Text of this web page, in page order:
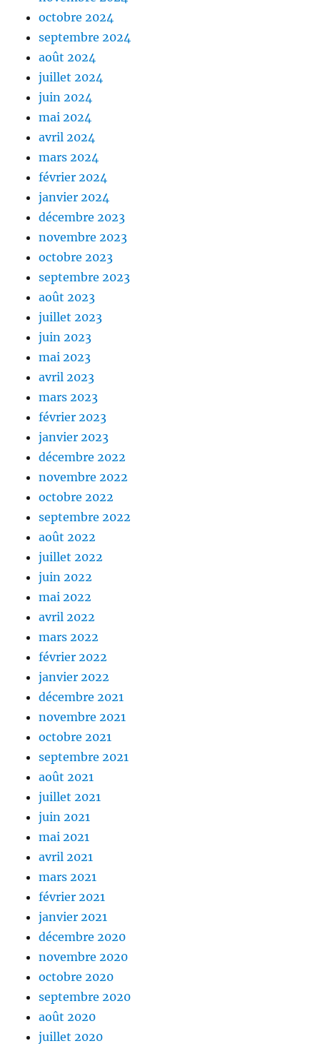
octobre 2024
septembre 2024
août 2024
juillet 2024
juin 2024
mai 2024
avril 2024
mars 2024
février 2024
janvier 2024
décembre 2023
novembre 2023
octobre 2023
septembre 2023
août 2023
juillet 2023
juin 2023
mai 2023
avril 2023
mars 2023
février 2023
janvier 2023
décembre 2022
novembre 2022
octobre 2022
septembre 2022
août 2022
juillet 2022
juin 2022
mai 2022
avril 2022
mars 2022
février 2022
janvier 2022
décembre 2021
novembre 2021
octobre 2021
septembre 2021
août 2021
juillet 2021
juin 2021
mai 2021
avril 2021
mars 2021
février 2021
janvier 2021
décembre 2020
novembre 2020
octobre 2020
septembre 2020
août 2020
juillet 2020